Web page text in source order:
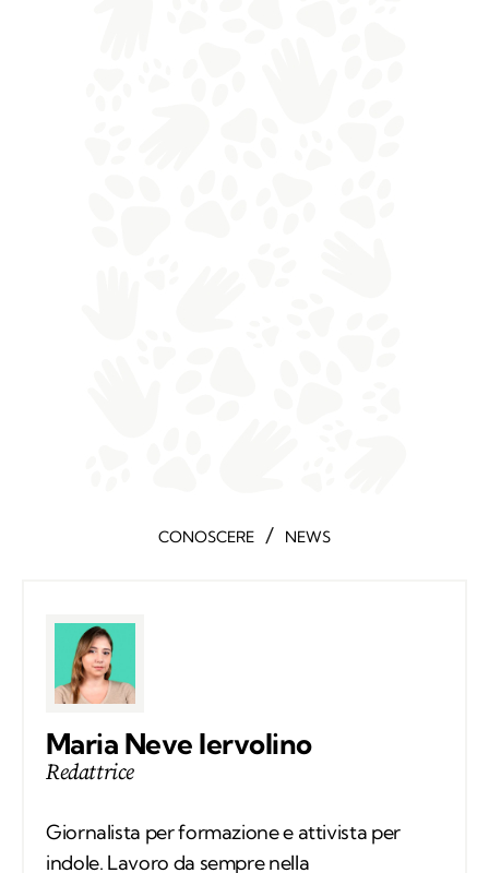
CONOSCERE / NEWS
Maria Neve Iervolino
Redattrice
Giornalista per formazione e attivista per
indole. Lavoro da sempre nella